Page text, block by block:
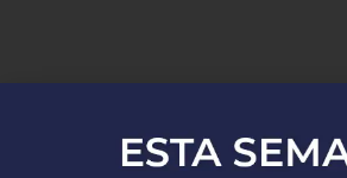
, brindamos
servicios de fontaneríapara satisfacer